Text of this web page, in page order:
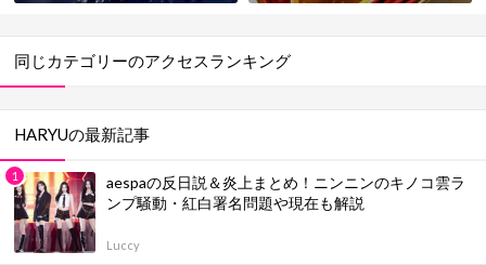
ン・最新版】
同じカテゴリーのアクセスランキング
HARYUの最新記事
aespaの反日説＆炎上まとめ！ニンニンのキノコ雲ラ
ンプ騒動・紅白署名問題や現在も解説
Luccy